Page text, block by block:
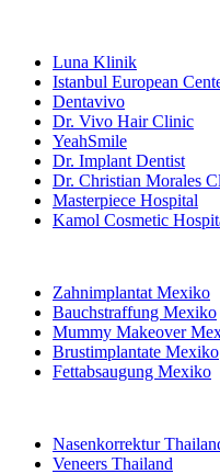
Luna Klinik
Istanbul European
Dentavivo
Dr. Vivo Hair Clinic
YeahSmile
Dr. Implant Dentist
Dr. Christian Morales
Masterpiece Hospital
Kamol Cosmetic
Zahnimplantat Mexiko
Bauchstraffung Mexiko
Mummy Makeover
Brustimplantate Mexiko
Fettabsaugung Mexiko
Nasenkorrektur
Veneers Thailand